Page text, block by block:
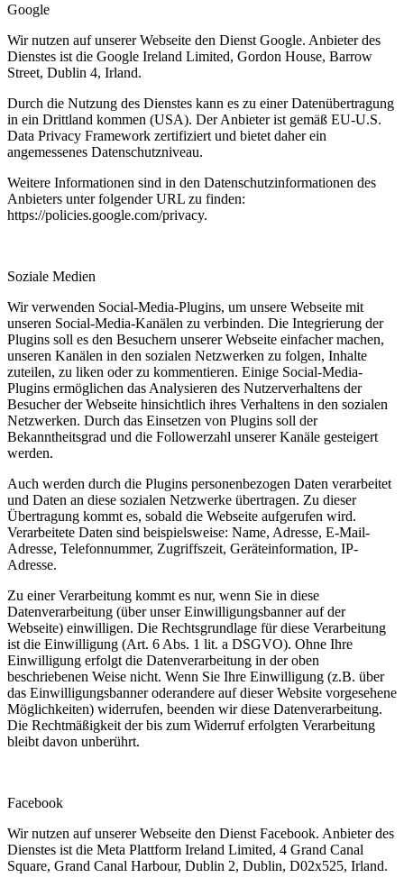
Google
Wir nutzen auf unserer Webseite den Dienst Google. Anbieter des
Dienstes ist die Google Ireland Limited, Gordon House, Barrow
Street, Dublin 4, Irland.
Durch die Nutzung des Dienstes kann es zu einer Datenübertragung
in ein Drittland kommen (USA). Der Anbieter ist gemäß EU-U.S.
Data Privacy Framework zertifiziert und bietet daher ein
angemessenes Datenschutzniveau.
Weitere Informationen sind in den Datenschutzinformationen des
Anbieters unter folgender URL zu finden:
https://policies.google.com/privacy.
Soziale Medien
Wir verwenden Social-Media-Plugins, um unsere Webseite mit
unseren Social-Media-Kanälen zu verbinden. Die Integrierung der
Plugins soll es den Besuchern unserer Webseite einfacher machen,
unseren Kanälen in den sozialen Netzwerken zu folgen, Inhalte
zuteilen, zu liken oder zu kommentieren. Einige Social-Media-
Plugins ermöglichen das Analysieren des Nutzerverhaltens der
Besucher der Webseite hinsichtlich ihres Verhaltens in den sozialen
Netzwerken. Durch das Einsetzen von Plugins soll der
Bekanntheitsgrad und die Followerzahl unserer Kanäle gesteigert
werden.
Auch werden durch die Plugins personenbezogen Daten verarbeitet
und Daten an diese sozialen Netzwerke übertragen. Zu dieser
Übertragung kommt es, sobald die Webseite aufgerufen wird.
Verarbeitete Daten sind beispielsweise: Name, Adresse, E-Mail-
Adresse, Telefonnummer, Zugriffszeit, Geräteinformation, IP-
Adresse.
Zu einer Verarbeitung kommt es nur, wenn Sie in diese
Datenverarbeitung (über unser Einwilligungsbanner auf der
Webseite) einwilligen. Die Rechtsgrundlage für diese Verarbeitung
ist die Einwilligung (Art. 6 Abs. 1 lit. a DSGVO). Ohne Ihre
Einwilligung erfolgt die Datenverarbeitung in der oben
beschriebenen Weise nicht. Wenn Sie Ihre Einwilligung (z.B. über
das Einwilligungsbanner oderandere auf dieser Website vorgesehene
Möglichkeiten) widerrufen, beenden wir diese Datenverarbeitung.
Die Rechtmäßigkeit der bis zum Widerruf erfolgten Verarbeitung
bleibt davon unberührt.
Facebook
Wir nutzen auf unserer Webseite den Dienst Facebook. Anbieter des
Dienstes ist die Meta Plattform Ireland Limited, 4 Grand Canal
Square, Grand Canal Harbour, Dublin 2, Dublin, D02x525, Irland.